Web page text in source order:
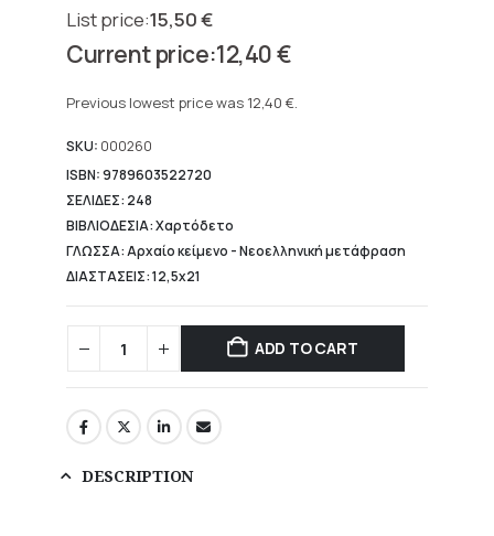
15,50€
Original
price
15,50 €.
12,40€
price
12,40 €.
Previous lowest price was 12,40 €.
SKU: 000260
ISBN: 9789603522720
ΣΕΛΙΔΕΣ: 248
ΒΙΒΛΙΟΔΕΣΙΑ: Χαρτόδετο
ΓΛΩΣΣΑ: Αρχαίο κείμενο - Νεοελληνική μετάφραση
ΔΙΑΣΤΑΣΕΙΣ: 12,5x21
ADD TO CART
DESCRIPTION